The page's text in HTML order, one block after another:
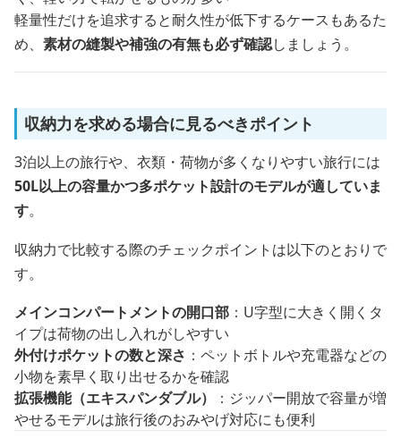
軽量性だけを追求すると耐久性が低下するケースもあるた
め、 素材の縫製や補強の有無も必ず確認しましょう。
収納力を求める場合に見るべきポイント
3泊以上の旅行や、衣類・荷物が多くなりやすい旅行には
50L以上の容量かつ多ポケット設計のモデルが適していま
す。
収納力で比較する際のチェックポイントは以下のとおりで
す。
メインコンパートメントの開口部 ：U字型に大きく開くタ
イプは荷物の出し入れがしやすい
外付けポケットの数と深さ ：ペットボトルや充電器などの
小物を素早く取り出せるかを確認
拡張機能（エキスパンダブル）
：ジッパー開放で容量が増
やせるモデルは旅行後のおみやげ対応にも便利